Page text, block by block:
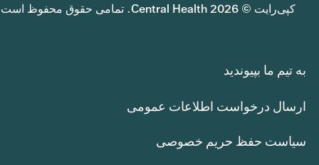
کپی‌رایت © 2026 Central Health. تمامی حقوق محفوظ است.
به تیم ما بپیوندید
ارسال درخواست اطلاعات عمومی
سیاست حفظ حریم خصوصی